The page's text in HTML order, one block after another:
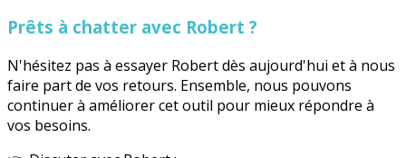
Prêts à chatter avec Robert ?
N'hésitez pas à essayer Robert dès aujourd'hui et à nous
faire part de vos retours. Ensemble, nous pouvons
continuer à améliorer cet outil pour mieux répondre à
vos besoins.